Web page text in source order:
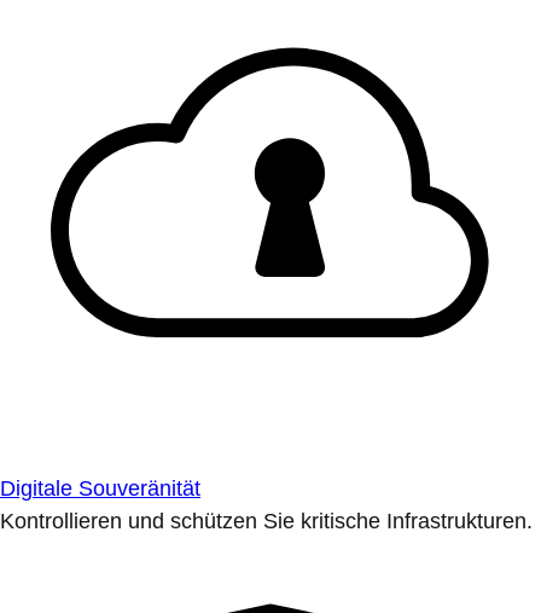
Digitale Souveränität
Kontrollieren und schützen Sie kritische Infrastrukturen.